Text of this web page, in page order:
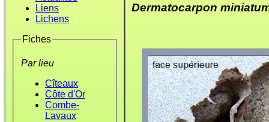
Liens
Lichens
Fiches
Par lieu
Cîteaux
Côte d'Or
Combe-
Lavaux
Dermatocarpon